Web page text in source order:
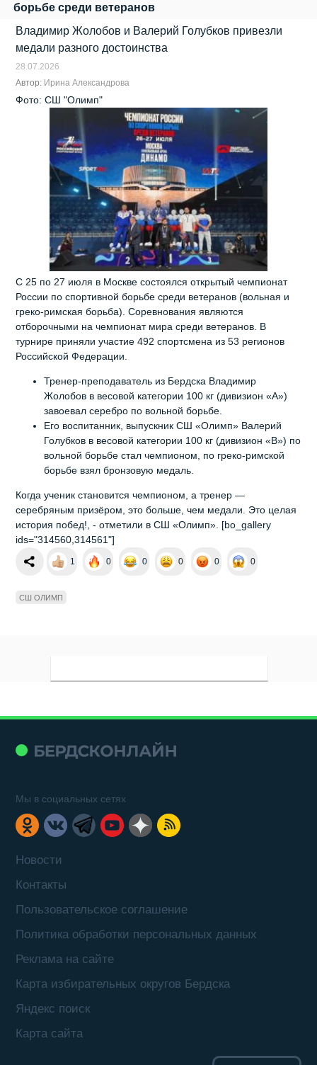
борьбе среди ветеранов
Владимир Жолобов и Валерий Голубков привезли
медали разного достоинства
28.07.2026
Автор: Ирина Александрова
Фото: СШ "Олимп"
С 25 по 27 июля в Москве состоялся открытый чемпионат
России по спортивной борьбе среди ветеранов (вольная и
греко-римская борьба). Соревнования являются
отборочными на чемпионат мира среди ветеранов. В
турнире приняли участие 492 спортсмена из 53 регионов
Российской Федерации.
Тренер‑преподаватель из Бердска Владимир
Жолобов в весовой категории 100 кг (дивизион «А»)
завоевал серебро по вольной борьбе.
Его воспитанник, выпускник СШ «Олимп» Валерий
Голубков в весовой категории 100 кг (дивизион «В») по
вольной борьбе стал чемпионом, по греко-римской
борьбе взял бронзовую медаль.
Когда ученик становится чемпионом, а тренер —
серебряным призёром, это больше, чем медали. Это целая
история побед!, - отметили в СШ «Олимп». [bo_gallery
ids="314560,314561"]
1 0 0 0 0 0
СШ ОЛИМП
Новости
Контакты
Пользовательское соглашение
Политика обработки персональных данных
Реклама на сайте
Карта избирательных округов Бердска
Яндекс поиск
Карта сайта
Мы в социальных сетях